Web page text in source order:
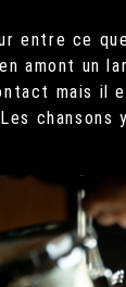
entre ce
amont un
mais il
chansons